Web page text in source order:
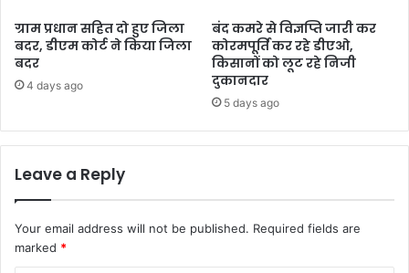
ग्राम प्रधान सहित दो हुए जिला
बदर, डीएम कोर्ट ने किया जिला
बदर
4 days ago
बंद कमरे से विज्ञप्ति जारी कर
कोरमपूर्ति कर रहे डीएओ,
किसानों को लूट रहे निजी
दुकानदार
5 days ago
Leave a Reply
Your email address will not be published. Required fields are
marked *